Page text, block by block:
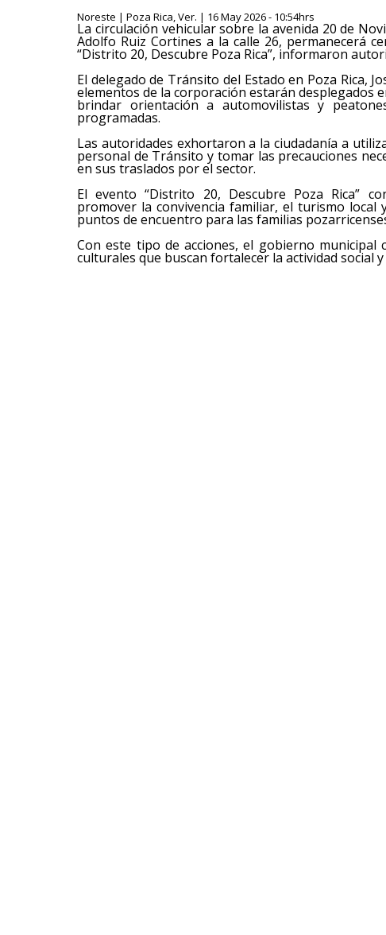
Noreste | Poza Rica, Ver. | 16 May 2026 - 10:54hrs
La circulación vehicular sobre la avenida 20 de
Adolfo Ruiz Cortines a la calle 26, permanecerá
“Distrito 20, Descubre Poza Rica”, informaron
El delegado de Tránsito del Estado en Poza Rica,
elementos de la corporación estarán desplegados
brindar orientación a automovilistas y
programadas.
Las autoridades exhortaron a la ciudadanía a
personal de Tránsito y tomar las precauciones
en sus traslados por el sector.
El evento “Distrito 20, Descubre Poza Rica”
promover la convivencia familiar, el turismo local
puntos de encuentro para las familias
Con este tipo de acciones, el gobierno municipal
culturales que buscan fortalecer la actividad social